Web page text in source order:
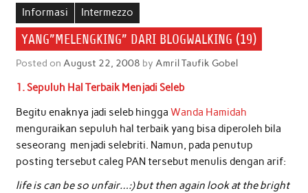
Informasi Intermezzo
YANG”MELENGKING” DARI BLOGWALKING (19)
Posted on August 22, 2008 by Amril Taufik Gobel
1. Sepuluh Hal Terbaik Menjadi Seleb
Begitu enaknya jadi seleb hingga Wanda Hamidah
menguraikan sepuluh hal terbaik yang bisa diperoleh bila
seseorang menjadi selebriti. Namun, pada penutup
posting tersebut caleg PAN tersebut menulis dengan arif:
life is can be so unfair…:) but then again look at the bright